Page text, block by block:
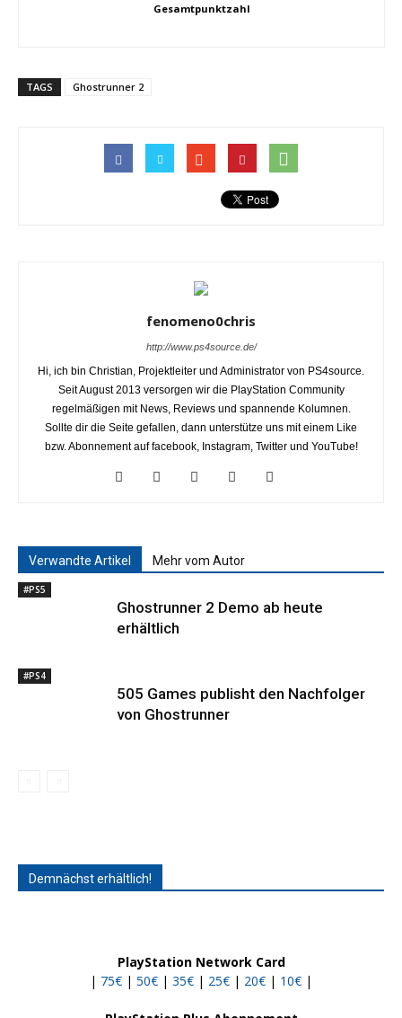
Gesamtpunktzahl
TAGS Ghostrunner 2
fenomeno0chris
http://www.ps4source.de/
Hi, ich bin Christian, Projektleiter und Administrator von PS4source.
Seit August 2013 versorgen wir die PlayStation Community
regelmäßigen mit News, Reviews und spannende Kolumnen.
Sollte dir die Seite gefallen, dann unterstütze uns mit einem Like
bzw. Abonnement auf facebook, Instagram, Twitter und YouTube!
Verwandte Artikel Mehr vom Autor
#PS5
Ghostrunner 2 Demo ab heute
erhältlich
#PS4
505 Games publisht den Nachfolger
von Ghostrunner
Demnächst erhältlich!
PlayStation Network Card
| 75€ | 50€ | 35€ | 25€ | 20€ | 10€ |